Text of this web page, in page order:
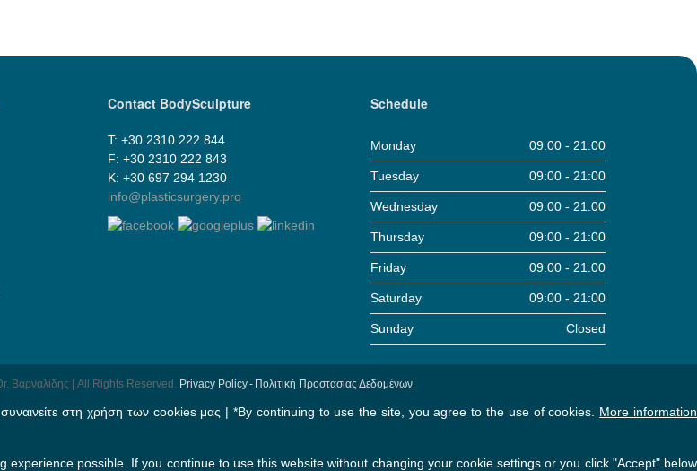
Contact BodySculpture
Τ: +30 2310 222 844
F: +30 2310 222 843
Κ: +30 697 294 1230
info@plasticsurgery.pro
Schedule
Monday 09:00 - 21:00
Tuesday 09:00 - 21:00
Wednesday 09:00 - 21:00
Thursday 09:00 - 21:00
Friday 09:00 - 21:00
Saturday 09:00 - 21:00
Sunday Closed
Βαρναλίδης | All Rights Reserved. Pri­vacy Pol­icy - Πολιτική Προστασίας Δεδομένων
συναινείτε στη χρήση των cookies μας | *By continuing to use the site, you agree to the use of cookies. More information
possible. If you continue to use this website without changing your cookie settings or you click "Accept" below